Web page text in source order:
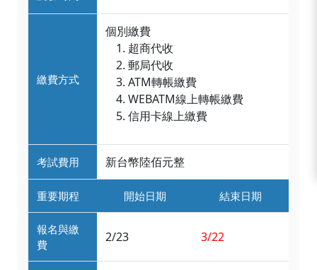
繳費方式
個別繳費
超商代收
郵局代收
ATM轉帳繳費
WEBATM線上轉帳繳費
信用卡線上繳費
考試費用 新台幣陸佰元整
重要期程 開始日期 結束日期
報名與繳
費
2/23 3/22